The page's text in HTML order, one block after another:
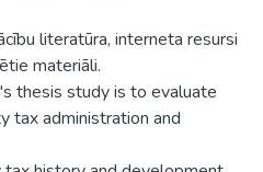
literatūra, interneta resursi
materiāli.
thesis study is to evaluate
tax administration and